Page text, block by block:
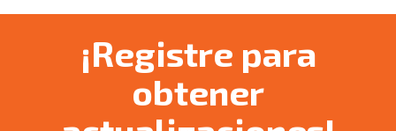
¡Registre para
obtener